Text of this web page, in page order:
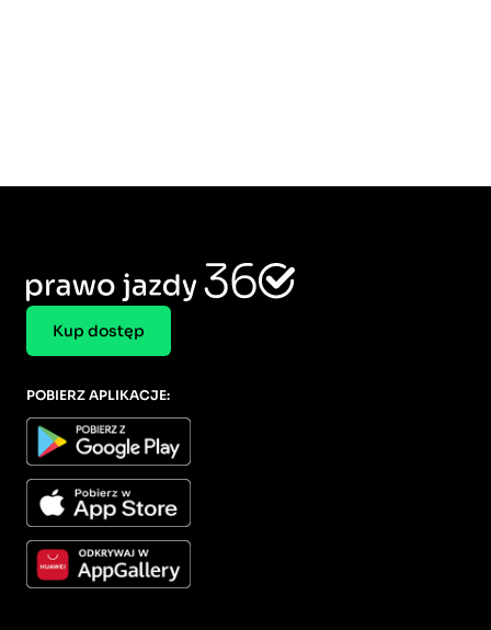
Kup dostęp
POBIERZ APLIKACJE: